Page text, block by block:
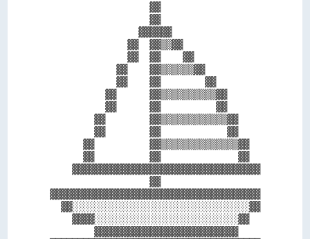
                  ▓▓
                  ▓▓
                ▓▓▓▓▓▓
              ▓▓  ▓▓▒▒▓▓
              ▓▓  ▓▓    ▓▓
            ▓▓    ▓▓▒▒▒▒▒▒▓▓
            ▓▓    ▓▓        ▓▓
          ▓▓      ▓▓▒▒▒▒▒▒▒▒▒▒▓▓
          ▓▓      ▓▓          ▓▓
        ▓▓        ▓▓▒▒▒▒▒▒▒▒▒▒▒▒▓▓
        ▓▓        ▓▓            ▓▓
      ▓▓          ▓▓▒▒▒▒▒▒▒▒▒▒▒▒▒▒▓▓
      ▓▓          ▓▓              ▓▓
    ▓▓▓▓▓▓▓▓▓▓▓▓▓▓▓▓▓▓▓▓▓▓▓▓▓▓▓▓▓▓▓▓▓▓
                  ▓▓
▓▓▓▓▓▓▓▓▓▓▓▓▓▓▓▓▓▓▓▓▓▓▓▓▓▓▓▓▓▓▓▓▓▓▓▓▓▓
  ▓▓░░░░░░░░░░░░░░░░░░░░░░░░░░░░░░░░▓▓
    ▓▓▓▓░░░░░░░░░░░░░░░░░░░░░░░░░░▓▓
        ▓▓▓▓▓▓▓▓▓▓▓▓▓▓▓▓▓▓▓▓▓▓▓▓▓▓